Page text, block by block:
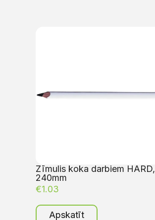
Zīmulis koka darbiem HARD,
240mm
€1.03
Apskatīt